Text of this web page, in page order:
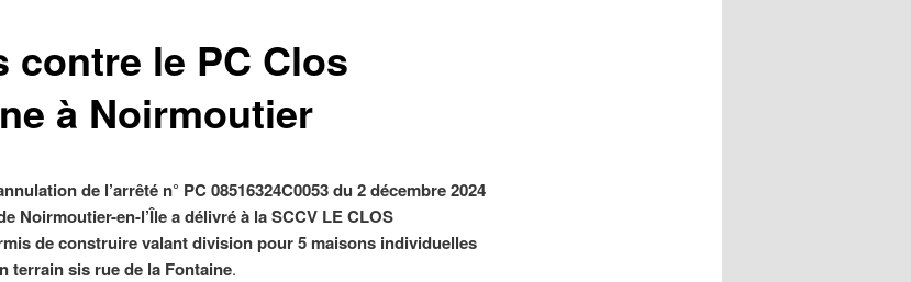
contre le PC Clos
à Noirmoutier
de l’arrêté n° PC 08516324C0053 du 2 décembre 2024
Noirmoutier-en-l’Île a délivré à la SCCV LE CLOS
de construire valant division pour 5 maisons individuelles
terrain sis rue de la Fontaine.